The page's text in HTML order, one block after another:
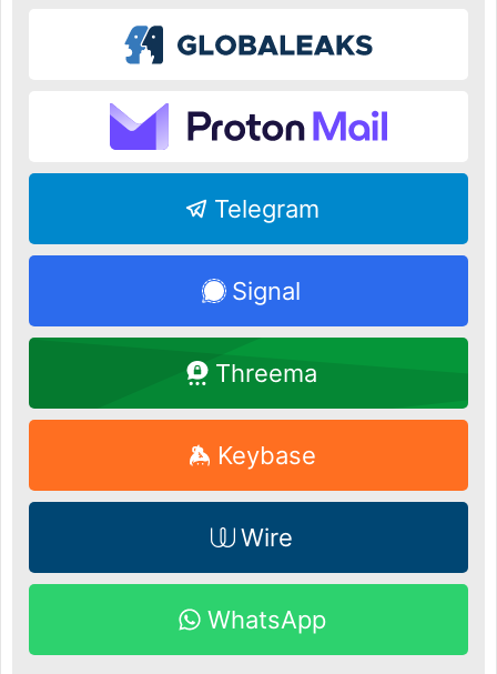
Telegram
Signal
Threema
Keybase
Wire
WhatsApp